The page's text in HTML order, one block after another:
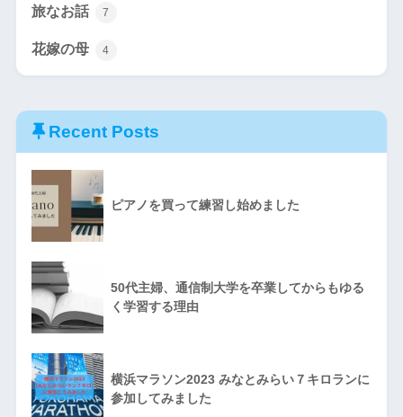
旅なお話 7
花嫁の母 4
Recent Posts
ピアノを買って練習し始めました
50代主婦、通信制大学を卒業してからもゆる
く学習する理由
横浜マラソン2023 みなとみらい７キロランに
参加してみました